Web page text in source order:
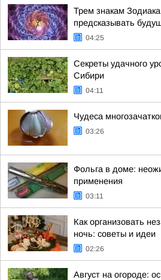
Трем знакам
предсказывать
04:25
Секреты удачного
Сибири
04:11
Чудеса
03:26
Фольга в доме:
применения
03:11
Как организовать
ночь: советы и идеи
02:26
Август на огороде: